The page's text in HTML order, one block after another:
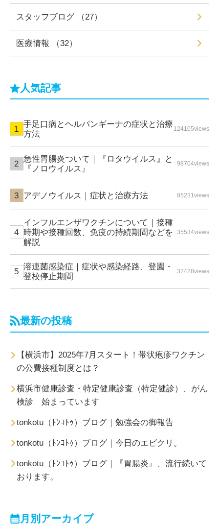
スタッフブログ （27）
医療情報 （32）
人気記事
手足口病とヘルパンギーナの症状と治療
方法
124105views
急性胃腸炎ついて｜『ロタウイルス』と
『ノロウイルス』
98704views
アデノウイルス｜症状と治療方法 85231views
インフルエンザワクチンについて｜接種
時期や接種回数、免疫の持続期間などを
解説
35534views
溶連菌感染症｜症状や感染経路、登園・
登校停止期間
32428views
最新の投稿
【横浜市】2025年7月スタート！帯状疱疹ワクチン
の公費接種制度とは？
横浜市健康診査・特定健康診査（特定健診）、がん
検診 始まっています
tonkotu（ﾄﾝｺﾄｩ）ブログ｜勉強会の御報告
tonkotu（ﾄﾝｺﾄｩ）ブログ｜今日のエビクリ。
tonkotu（ﾄﾝｺﾄｩ）ブログ｜『胃腸炎』、流行続いて
おります。
月別アーカイブ